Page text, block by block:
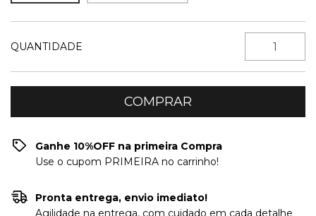
QUANTIDADE
Ganhe 10%OFF na primeira Compra
Use o cupom PRIMEIRA no carrinho!
Pronta entrega, envio imediato!
Agilidade na entrega, com cuidado em cada detalhe